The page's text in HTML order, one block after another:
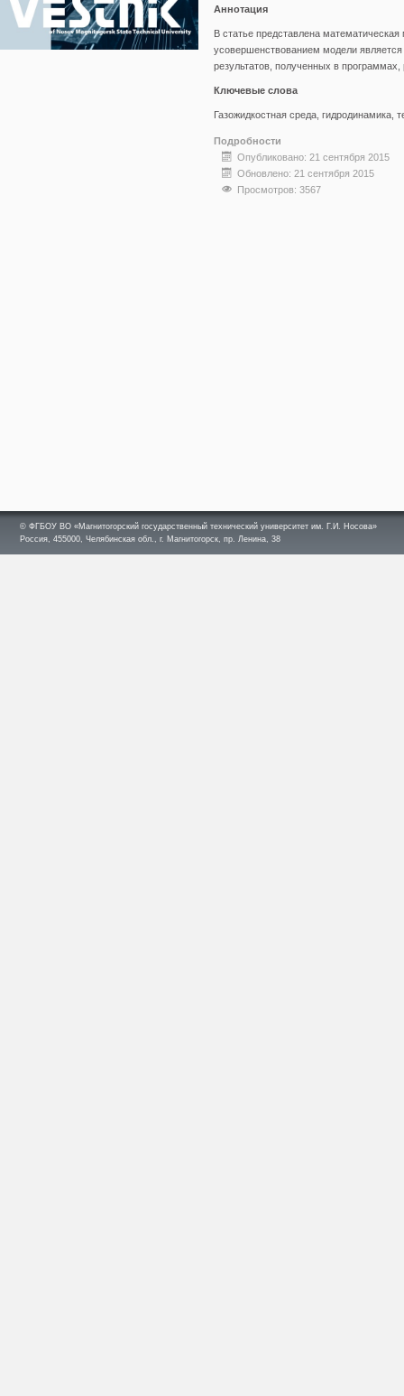
Аннотация
В статье представлена
усовершенствованием модели
результатов, полученных в
Ключевые слова
Газожидкостная среда, гидродинамика,
Подробности
Опубликовано: 21 сентября 2015
Обновлено: 21 сентября 2015
Просмотров: 3567
© ФГБОУ ВО «Магнитогорский государственный технический университет им. Г.И. Носова»
Россия, 455000, Челябинская обл., г. Магнитогорск, пр. Ленина, 38